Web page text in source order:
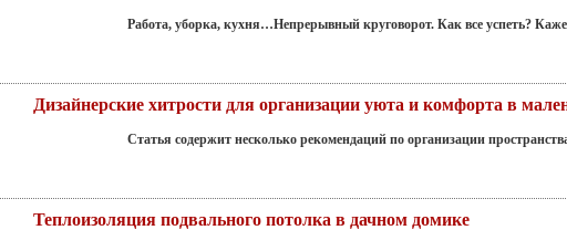
Работа, уборка, кухня…Непрерывный круговорот. Как все успеть?
Дизайнерские хитрости для организации уюта и комфорта в
Статья содержит несколько рекомендаций по организации
Теплоизоляция подвального потолка в дачном домике